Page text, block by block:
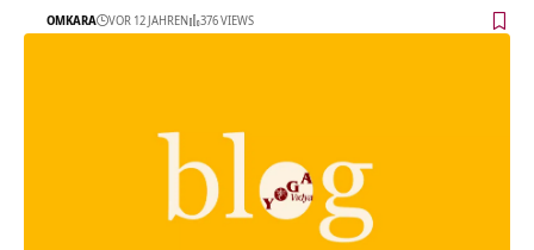
OMKARA VOR 12 JAHREN 376 VIEWS